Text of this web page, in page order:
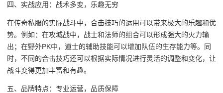
四、实战应用：战术多变，乐趣无穷
在传奇私服的实际战斗中，合击技巧的运用可以带来极大的乐趣和优
势。例如：在攻城战中，战士和法师的组合可以形成强大的火力输
出；在野外PK中，道士的辅助技能可以增加队伍的生存能力等。同
时，不同的合击技巧还可以根据实际情况进行灵活的调整和变化，让
战斗变得更加丰富和有趣。
五、品牌特点：专业运营，品质保障